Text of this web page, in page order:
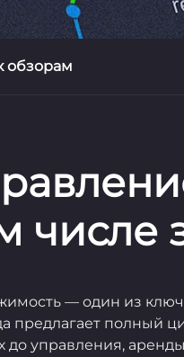
обзорам
числе
— один из
предлагает полный
до управления,